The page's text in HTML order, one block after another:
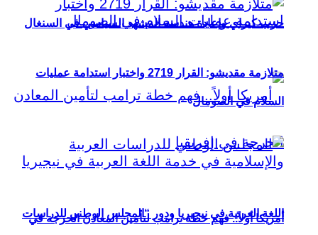
حزب كيراي وإعادة هندسة المشهد السياسي في السنغال
أمريكا أولاً.. فهم خطة ترامب لتأمين المعادن الحرجة في
متلازمة مقديشو: القرار 2719 واختبار استدامة عمليات
السلام في الصومال
اللغة العربية في نيجيريا ودور “المجلس الوطني للدراسات